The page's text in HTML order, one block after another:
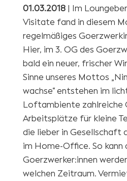
01.03.2018 | Im
Visitate fand in diesem
regelmäßiges
Hier, im 3. OG des
bald ein neuer, frischer
Sinne unseres Mottos
wachse“ entstehen im
Loftambiente zahlreiche
Arbeitsplätze für kleine
die lieber in Gesellschaft
im Home-Office. So
Goerzwerker:innen
welchen Zeitraum.